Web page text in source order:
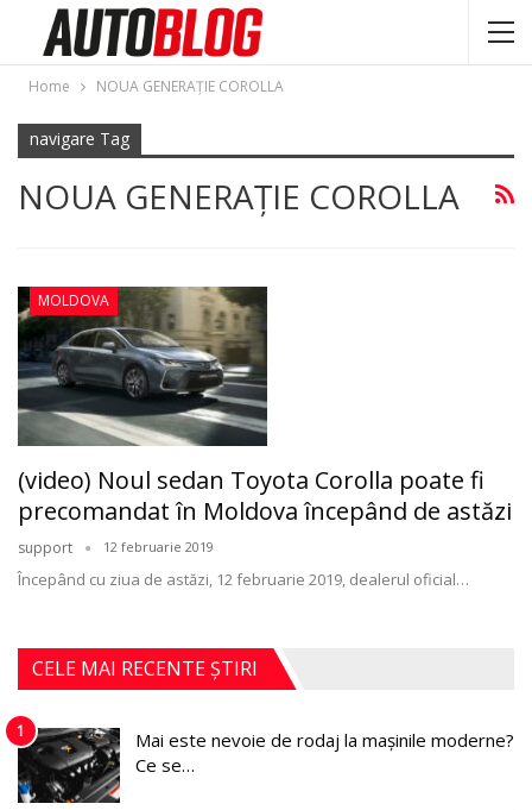
Home NOUA GENERAŢIE COROLLA
navigare Tag
NOUA GENERAŢIE COROLLA
MOLDOVA
(video) Noul sedan Toyota Corolla poate fi
precomandat în Moldova începând de astăzi
support 12 februarie 2019
Începând cu ziua de astăzi, 12 februarie 2019, dealerul oficial…
CELE MAI RECENTE ȘTIRI
1
Mai este nevoie de rodaj la mașinile moderne?
Ce se…